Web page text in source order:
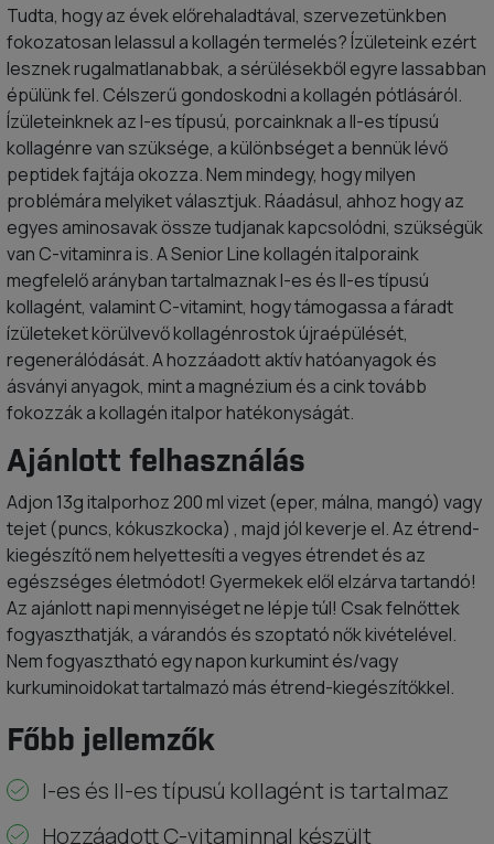
Tudta, hogy az évek előrehaladtával, szervezetünkben
fokozatosan lelassul a kollagén termelés? Ízületeink ezért
lesznek rugalmatlanabbak, a sérülésekből egyre lassabban
épülünk fel. Célszerű gondoskodni a kollagén pótlásáról.
Ízületeinknek az I-es típusú, porcainknak a II-es típusú
kollagénre van szüksége, a különbséget a bennük lévő
peptidek fajtája okozza. Nem mindegy, hogy milyen
problémára melyiket választjuk. Ráadásul, ahhoz hogy az
egyes aminosavak össze tudjanak kapcsolódni, szükségük
van C-vitaminra is. A Senior Line kollagén italporaink
megfelelő arányban tartalmaznak I-es és II-es típusú
kollagént, valamint C-vitamint, hogy támogassa a fáradt
ízületeket körülvevő kollagénrostok újraépülését,
regenerálódását. A hozzáadott aktív hatóanyagok és
ásványi anyagok, mint a magnézium és a cink tovább
fokozzák a kollagén italpor hatékonyságát.
Ajánlott felhasználás
Adjon 13g italporhoz 200 ml vizet (eper, málna, mangó) vagy
tejet (puncs, kókuszkocka) , majd jól keverje el. Az étrend-
kiegészítő nem helyettesíti a vegyes étrendet és az
egészséges életmódot! Gyermekek elől elzárva tartandó!
Az ajánlott napi mennyiséget ne lépje túl! Csak felnőttek
fogyaszthatják, a várandós és szoptató nők kivételével.
Nem fogyasztható egy napon kurkumint és/vagy
kurkuminoidokat tartalmazó más étrend-kiegészítőkkel.
Főbb jellemzők
I-es és II-es típusú kollagént is tartalmaz
Hozzáadott C-vitaminnal készült